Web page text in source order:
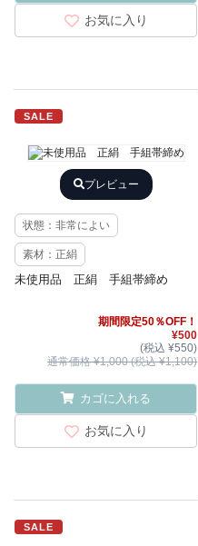
お気に入り
SALE
プレビュー
状態：非常によい
素材：正絹
未使用品 正絹 手組帯締め
期間限定50％OFF！
¥500
(税込 ¥550)
通常価格 ¥1,000 (税込 ¥1,100)
カゴに入れる
お気に入り
SALE